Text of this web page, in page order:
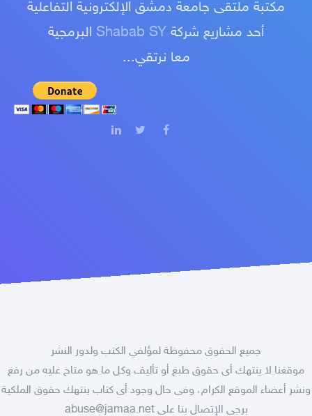
مكتبة ملتقى جامعة دمشق الإلكترونية التفاعلية
أحد مشاريع شركة Shabab SY البرمجية
معا نرتقي...
جميع الحقوق محفوظة لمؤلفي الكتب ولدور النشر
موقعنا لا ينتهك أى حقوق طبع أو تأليف وكل ما هو متاح عليه من رفع
ونشر أعضاء الموقع الكرام، وفى حال وجود أى كتاب ينتهك حقوق الملكية
برجى الإتصال بنا علىabuse@jamaa.net